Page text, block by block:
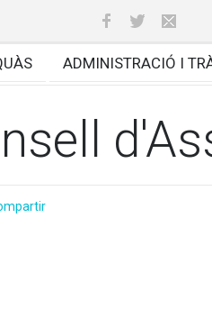
ADMINISTRACIÓ I